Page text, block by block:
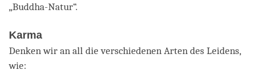
„Buddha-Natur“.
Karma
Denken wir an all die verschiedenen Arten des Leidens,
wie: